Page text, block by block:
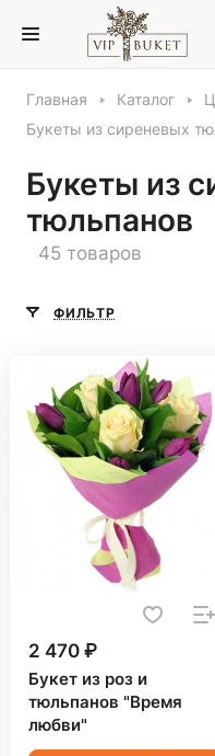
Главная Каталог
Букеты из сиреневых
Букеты из
тюльпанов
45 товаров
ФИЛЬТР
2 470 ₽
Букет из роз и
тюльпанов "Время
любви"